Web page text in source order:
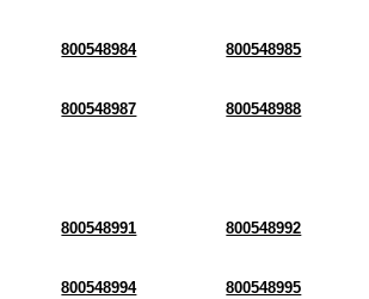
800548984 800548985
800548987 800548988
800548991 800548992
800548994 800548995